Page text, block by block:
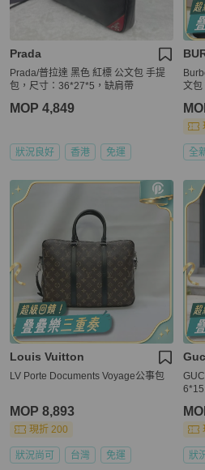
Prada
Prada/普拉達 黑色 紅標 公文包 手提
包，尺寸：36*27*5，缺肩帶
MOP 4,849
狀況良好 香港 免運
文包
全
Louis Vuitton
LV Porte Documents Voyage公事包
MOP 8,893
現折 200
狀況尚可 台灣 免運 狀